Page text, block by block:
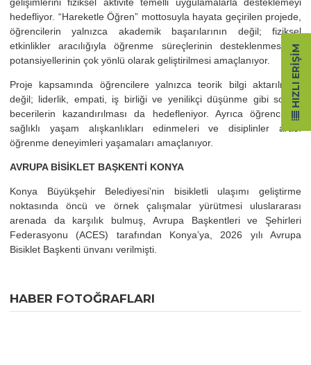
hedefliyor. “Hareketle Öğren” mottosuyla hayata geçirilen projede,
öğrencilerin yalnızca akademik başarılarının değil; fiziksel
etkinlikler aracılığıyla öğrenme süreçlerinin desteklenmesi ve
potansiyellerinin çok yönlü olarak geliştirilmesi amaçlanıyor.
Proje kapsamında öğrencilere yalnızca teorik bilgi aktarılması
değil; liderlik, empati, iş birliği ve yenilikçi düşünme gibi sosyal
becerilerin kazandırılması da hedefleniyor. Ayrıca öğrencilerin
sağlıklı yaşam alışkanlıkları edinmeleri ve disiplinler arası
öğrenme deneyimleri yaşamaları amaçlanıyor.
AVRUPA BİSİKLET BAŞKENTİ KONYA
Konya Büyükşehir Belediyesi’nin bisikletli ulaşımı geliştirme
noktasında öncü ve örnek çalışmalar yürütmesi uluslararası
arenada da karşılık bulmuş, Avrupa Başkentleri ve Şehirleri
Federasyonu (ACES) tarafından Konya’ya, 2026 yılı Avrupa
Bisiklet Başkenti ünvanı verilmişti.
HABER FOTOĞRAFLARI
HIZLI ERIŞIM